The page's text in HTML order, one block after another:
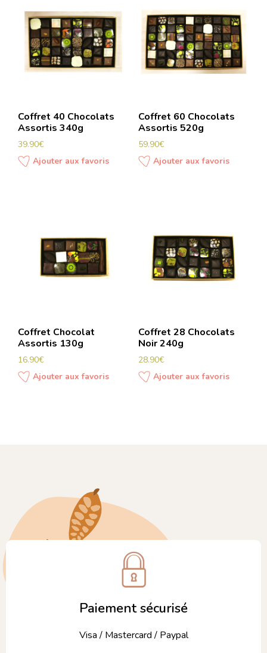
Coffret 40 Chocolats
Assortis 340g
39.90€
Ajouter aux favoris
Coffret 60 Chocolats
Assortis 520g
59.90€
Ajouter aux favoris
Coffret Chocolat
Assortis 130g
16.90€
Ajouter aux favoris
Coffret 28 Chocolats
Noir 240g
28.90€
Ajouter aux favoris
Paiement sécurisé
Visa / Mastercard / Paypal